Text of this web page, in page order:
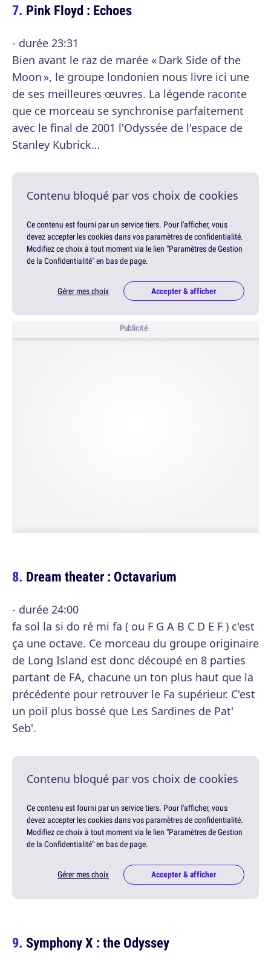
Pink Floyd : Echoes
- durée 23:31
Bien avant le raz de marée « Dark Side of the
Moon », le groupe londonien nous livre ici une
de ses meilleures œuvres. La légende raconte
que ce morceau se synchronise parfaitement
avec le final de 2001 l'Odyssée de l'espace de
Stanley Kubrick…
Contenu bloqué par vos choix de cookies
Ce contenu est fourni par un service tiers. Pour l'afficher, vous
devez accepter les cookies dans vos paramètres de confidentialité.
Modifiez ce choix à tout moment via le lien "Paramètres de Gestion
de la Confidentialité" en bas de page.
Gérer mes choix Accepter & afficher
Publicité
Dream theater : Octavarium
- durée 24:00
fa sol la si do ré mi fa ( ou F G A B C D E F ) c'est
ça une octave. Ce morceau du groupe originaire
de Long Island est donc découpé en 8 parties
partant de FA, chacune un ton plus haut que la
précédente pour retrouver le Fa supérieur. C'est
un poil plus bossé que Les Sardines de Pat'
Seb'.
Contenu bloqué par vos choix de cookies
Ce contenu est fourni par un service tiers. Pour l'afficher, vous
devez accepter les cookies dans vos paramètres de confidentialité.
Modifiez ce choix à tout moment via le lien "Paramètres de Gestion
de la Confidentialité" en bas de page.
Gérer mes choix Accepter & afficher
Symphony X : the Odyssey